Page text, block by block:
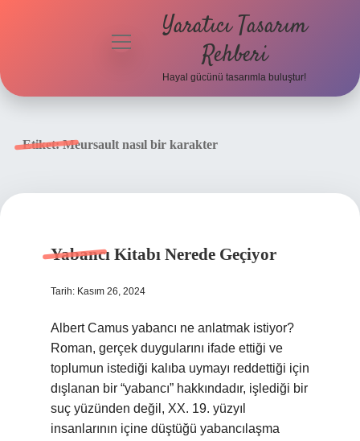
Politikası
menüyü
Yaratıcı Tasarım
Rehberi
Hayal gücünü tasarımla buluştur!
Etiket:Meursault nasıl bir karakter
Yabancı Kitabı Nerede Geçiyor
Tarih: Kasım 26, 2024
Albert Camus yabancı ne anlatmak istiyor?
Roman, gerçek duygularını ifade ettiği ve
toplumun istediği kalıba uymayı reddettiği için
dışlanan bir “yabancı” hakkındadır, işlediği bir
suç yüzünden değil, XX. 19. yüzyıl
insanlarının içine düştüğü yabancılaşma